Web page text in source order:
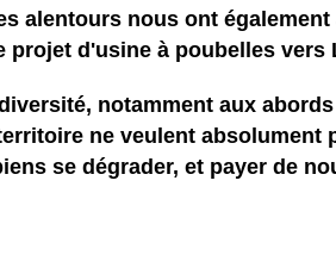
alentours nous ont
d'usine à poubelles vers
notamment aux
ne veulent absolument
se dégrader, et payer de